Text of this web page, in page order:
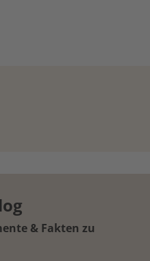
& Fakten zu